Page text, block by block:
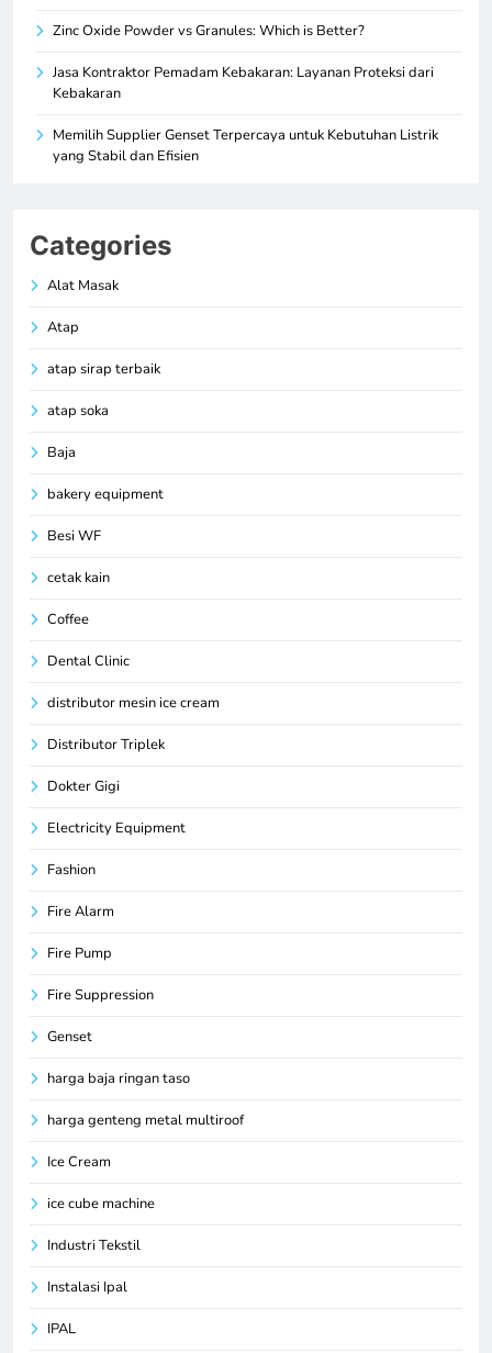
Zinc Oxide Powder vs Granules: Which is Better?
Jasa Kontraktor Pemadam Kebakaran: Layanan Proteksi dari
Kebakaran
Memilih Supplier Genset Terpercaya untuk Kebutuhan Listrik
yang Stabil dan Efisien
Categories
Alat Masak
Atap
atap sirap terbaik
atap soka
Baja
bakery equipment
Besi WF
cetak kain
Coffee
Dental Clinic
distributor mesin ice cream
Distributor Triplek
Dokter Gigi
Electricity Equipment
Fashion
Fire Alarm
Fire Pump
Fire Suppression
Genset
harga baja ringan taso
harga genteng metal multiroof
Ice Cream
ice cube machine
Industri Tekstil
Instalasi Ipal
IPAL